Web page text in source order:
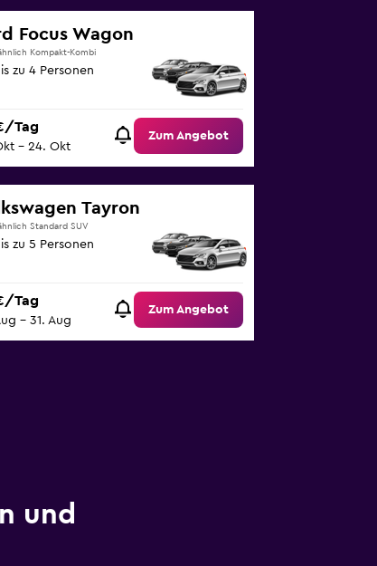
Focus Wagon
Kompakt-Kombi
zu 4 Personen
Tag
– 24. Okt
Zum Angebot
Tayron
Standard SUV
zu 5 Personen
Tag
– 31. Aug
Zum Angebot
und